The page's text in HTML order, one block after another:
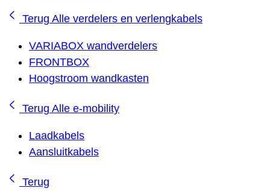
Terug Alle verdelers en verlengkabels
VARIABOX wandverdelers
FRONTBOX
Hoogstroom wandkasten
Terug Alle e-mobility
Laadkabels
Aansluitkabels
Terug